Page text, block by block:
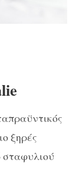
ξηρές
σταφυλιού